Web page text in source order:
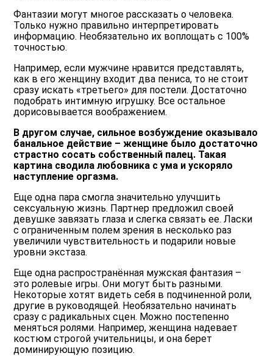
Фантазии могут многое рассказать о человека.
Только нужно правильно интерпретировать
информацию. Необязательно их воплощать с 100%
точностью.
Например, если мужчине нравится представлять,
как в его женщину входит два пениса, то не стоит
сразу искать «третьего» для постели. Достаточно
подобрать интимную игрушку. Все остальное
дорисовывается воображением.
В другом случае, сильное возбуждение оказывало
банальное действие – женщине было достаточно
страстно сосать собственный палец. Такая
картина сводила любовника с ума и ускоряло
наступление оргазма.
Еще одна пара смогла значительно улучшить
сексуальную жизнь. Партнер предложил своей
девушке завязать глаза и слегка связать ее. Ласки
с ограниченным полем зрения в несколько раз
увеличили чувствительность и подарили новые
уровни экстаза.
Еще одна распространённая мужская фантазия –
это ролевые игры. Они могут быть разными.
Некоторые хотят видеть себя в подчиненной роли,
другие в руководящей. Необязательно начинать
сразу с радикальных сцен. Можно постепенно
меняться ролями. Например, женщина надевает
костюм строгой учительницы, и она берет
доминирующую позицию.